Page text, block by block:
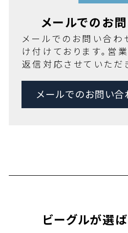
メールでのお
メールでのお問い合
け付けております。営
返信対応させていただ
メールでのお問い合
ビーグルが選